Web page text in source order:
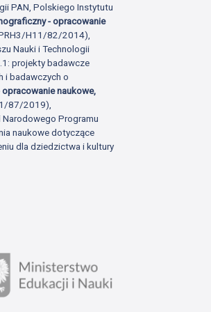
PAN, Polskiego Instytutu
- opracowanie
H11/82/2014),
Nauki i Technologii
projekty badawcze
i badawczych o
naukowe,
87/2019),
Programu
naukowe dotyczące
dla dziedzictwa i kultury